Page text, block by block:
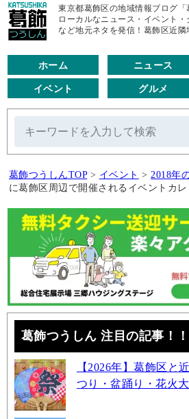
東京都葛飾区の地域情報ブログ「
ローカルなニュース・イベント
など地元ネタを発信！葛飾区近隣
ホーム ニュース
イベント グルメ
葛飾つうしんTOP > イベント > 2018年
に葛飾区周辺で開催されるイベントカレ
葛飾つうしん 注目の記事！！
【2026年】葛飾区と
つり・盆踊り・花火